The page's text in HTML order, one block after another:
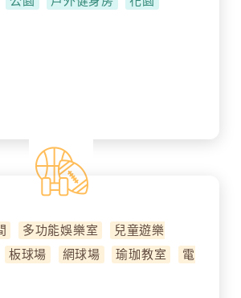
多功能娛樂室
兒童遊樂
板球場 網球場 瑜珈教室
電